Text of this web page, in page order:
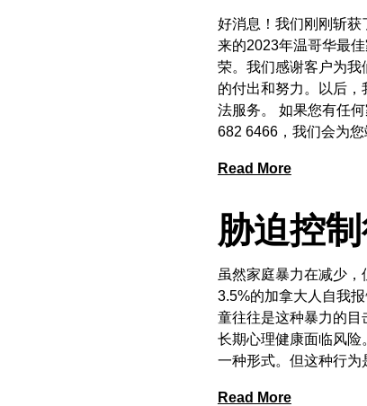
好消息！我们刚刚斩获
来的2023年温哥华最
荣。我们感谢客户为
的付出和努力。以后
法服务。 如果您有任
682 6466，我们会为您
Read More
胁迫控
虽然家庭暴力在减少，
3.5%的加拿大人自我
童往往是这种暴力的
长期心理健康面临风险
一种形式。但这种行为
Read More